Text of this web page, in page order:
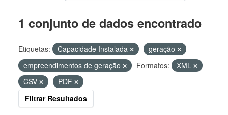
1 conjunto de dados encontrado
Etiquetas: Capacidade Instalada
geração
empreendimentos de geração
Formatos:
XML
CSV
PDF
Filtrar Resultados